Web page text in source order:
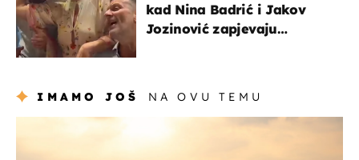
kad Nina Badrić i Jakov
Jozinović zapjevaju
IMAMO JOŠ NA OVU TEMU